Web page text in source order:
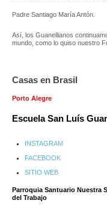
Padre Santiago María Antón.
Así, los Guanellianos
mundo, como lo quiso nuestro
Casas en Brasil
Porto Alegre
Escuela San Luís
INSTAGRAM
FACEBOOK
SITIO WEB
Parroquia Santuario Nuestra
del Trabajo